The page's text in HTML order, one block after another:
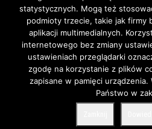
Szkoła jeździectwa
WhatToDo
Yard Equites
Cztery Kopyta
statystycznych. Mogą też
podmioty trzecie, takie jak firmy
aplikacji multimedialnych.
internetowego bez zmiany
ustawieniach przeglądarki
zgodę na korzystanie z plików
zapisane w pamięci
Państwo w